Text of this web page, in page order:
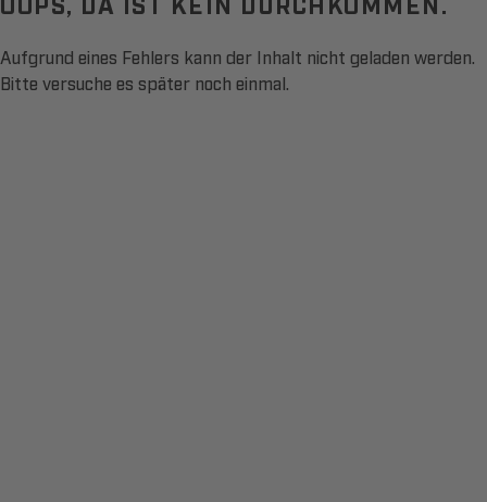
Aufgrund eines Fehlers kann der Inhalt nicht geladen werden.
Bitte versuche es später noch einmal.